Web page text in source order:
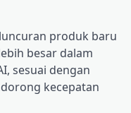
produk baru
besar dalam
sesuai dengan
kecepatan